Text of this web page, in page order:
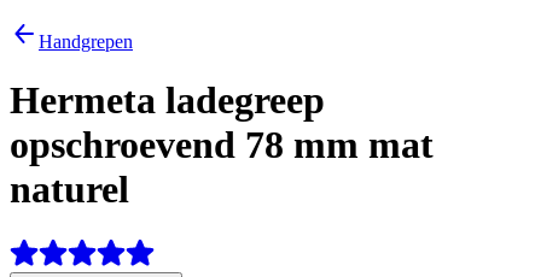
Handgrepen
Hermeta ladegreep
opschroevend 78 mm mat
naturel